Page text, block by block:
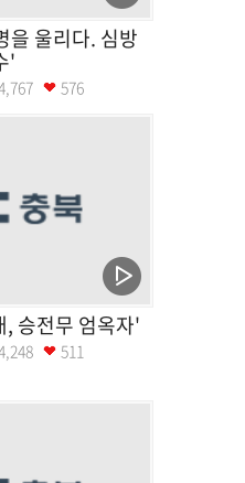
을 울리다. 심방
'
576
승전무 엄옥자'
511